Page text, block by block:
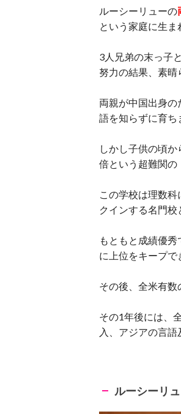
ルーシーリューの
という家庭に生ま
3人兄弟の末っ子
努力の結果、素晴
両親が中国出身
語を知らずに育ち
しかし子供の頃
倍という超難関の
この学校は理数
クインする名門校
もともと成績優
に上位をキープで
その後、全米有
その1年後には、
入、アジアの言語
ルーシーリ